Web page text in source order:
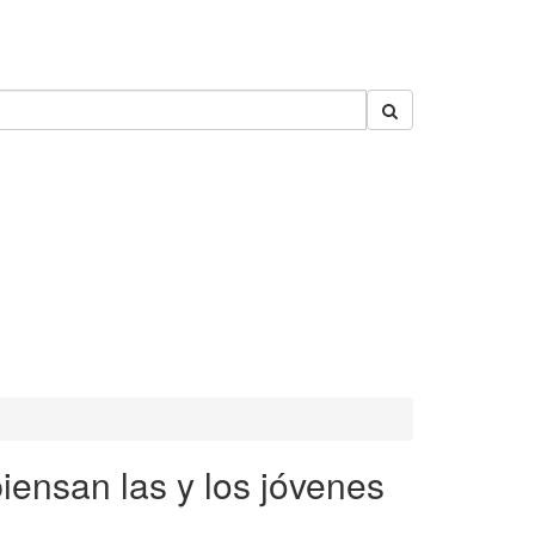
las y los jóvenes